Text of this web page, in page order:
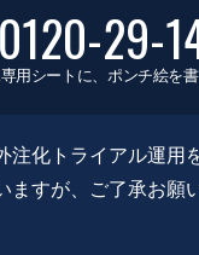
0120-29-
専用シートに、ポンチ絵を
化トライアル運用
すが、ご了承お願